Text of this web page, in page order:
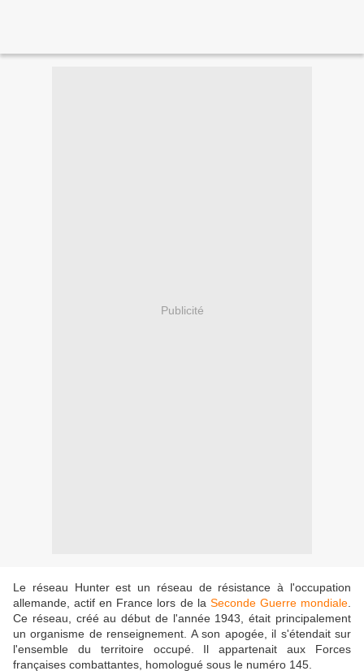
Publicité
Le réseau Hunter est un réseau de résistance à l'occupation
allemande, actif en France lors de la Seconde Guerre mondiale
Ce réseau, créé au début de l'année 1943, était principalement
un organisme de renseignement. A son apogée, il s'étendait sur
l'ensemble du territoire occupé. Il appartenait aux Forces
françaises combattantes, homologué sous le numéro 145.